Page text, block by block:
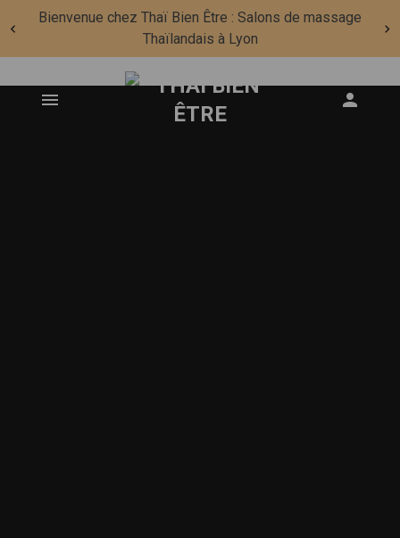
Bienvenue chez Thaï Bien Être : Salons de massage
Thaïlandais à Lyon